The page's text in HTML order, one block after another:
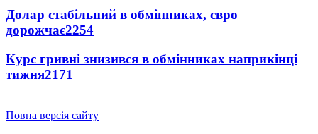
Долар стабільний в обмінниках, євро
дорожчає2254
Курс гривні знизився в обмінниках наприкінці
тижня2171
Повна версія сайту